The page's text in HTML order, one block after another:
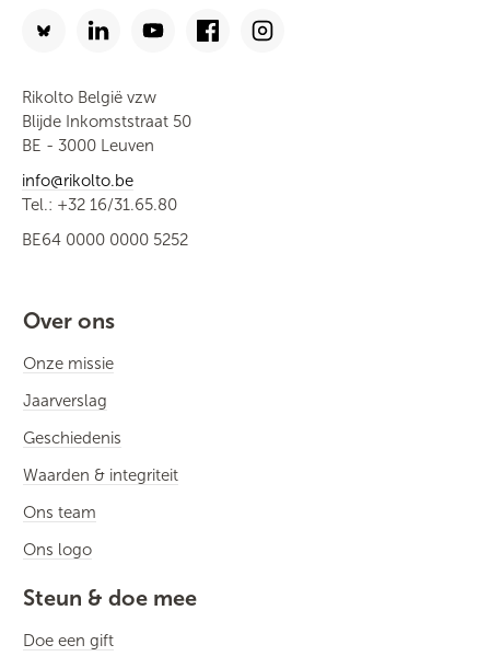
Rikolto België vzw
Blijde Inkomststraat 50
BE - 3000 Leuven
info@rikolto.be
Tel.: +32 16/31.65.80
BE64 0000 0000 5252
Over ons
Onze missie
Jaarverslag
Geschiedenis
Waarden & integriteit
Ons team
Ons logo
Steun & doe mee
Doe een gift